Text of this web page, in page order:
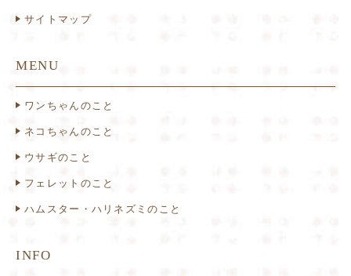
サイトマップ
MENU
ワンちゃんのこと
ネコちゃんのこと
ウサギのこと
フェレットのこと
ハムスター・ハリネズミのこと
INFO